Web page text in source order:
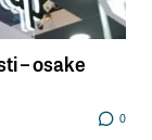
– osake
0